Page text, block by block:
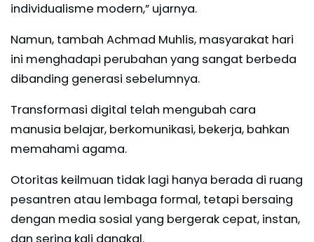
individualisme modern,” ujarnya.
Namun, tambah Achmad Muhlis, masyarakat hari
ini menghadapi perubahan yang sangat berbeda
dibanding generasi sebelumnya.
Transformasi digital telah mengubah cara
manusia belajar, berkomunikasi, bekerja, bahkan
memahami agama.
Otoritas keilmuan tidak lagi hanya berada di ruang
pesantren atau lembaga formal, tetapi bersaing
dengan media sosial yang bergerak cepat, instan,